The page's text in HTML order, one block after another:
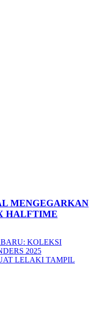
MENGEGARKAN
HALFTIME
KOLEKSI
2025
LELAKI TAMPIL